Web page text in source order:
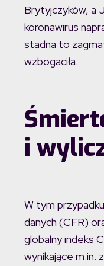
Brytyjczyków, a
koronawirus
stadna to
wzbogaciła.
i
W tym
danych (CFR)
globalny indeks
wynikające